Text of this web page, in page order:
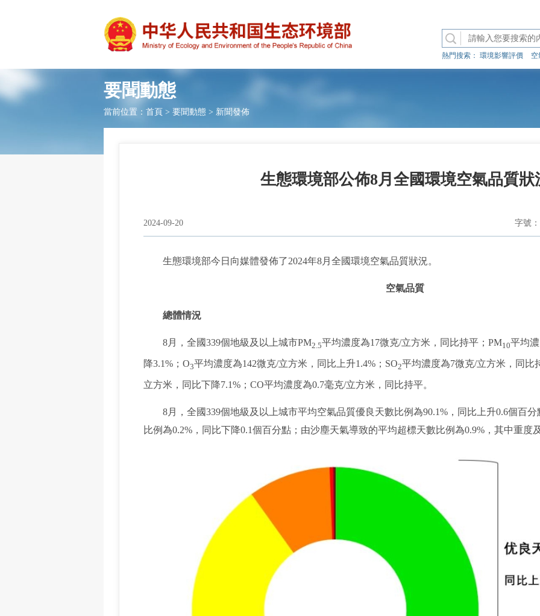
熱門搜索： 環境影響評價 空
要聞動態
當前位置： 首頁 > 要聞動態 > 新聞發佈
生態環境部公佈8月全國環境空氣品質狀
2024-09-20 字號：
生態環境部今日向媒體發佈了2024年8月全國環境空氣品質狀況。
空氣品質
總體情況
8月，全國339個地級及以上城市PM2.5平均濃度為17微克/立方米，同比持平；PM10平均
降3.1%；O3平均濃度為142微克/立方米，同比上升1.4%；SO2平均濃度為7微克/立方米，同比
立方米，同比下降7.1%；CO平均濃度為0.7毫克/立方米，同比持平。
8月，全國339個地級及以上城市平均空氣品質優良天數比例為90.1%，同比上升0.6個百分
比例為0.2%，同比下降0.1個百分點；由沙塵天氣導致的平均超標天數比例為0.9%，其中重度